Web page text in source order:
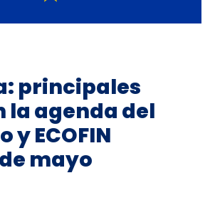
principales
la agenda del
y ECOFIN
mayo